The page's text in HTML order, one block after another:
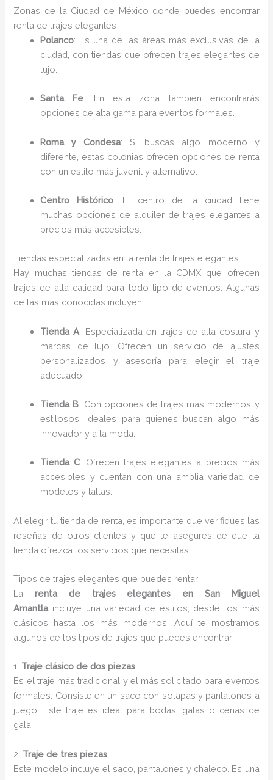
Zonas de la Ciudad de México donde puedes encontrar
renta de trajes elegantes
Polanco: Es una de las áreas más exclusivas de la
ciudad, con tiendas que ofrecen trajes elegantes de
lujo.
Santa Fe: En esta zona también encontrarás
opciones de alta gama para eventos formales.
Roma y Condesa: Si buscas algo moderno y
diferente, estas colonias ofrecen opciones de renta
con un estilo más juvenil y alternativo.
Centro Histórico: El centro de la ciudad tiene
muchas opciones de alquiler de trajes elegantes a
precios más accesibles.
Tiendas especializadas en la renta de trajes elegantes
Hay muchas tiendas de renta en la CDMX que ofrecen
trajes de alta calidad para todo tipo de eventos. Algunas
de las más conocidas incluyen:
Tienda A: Especializada en trajes de alta costura y
marcas de lujo. Ofrecen un servicio de ajustes
personalizados y asesoría para elegir el traje
adecuado.
Tienda B: Con opciones de trajes más modernos y
estilosos, ideales para quienes buscan algo más
innovador y a la moda.
Tienda C: Ofrecen trajes elegantes a precios más
accesibles y cuentan con una amplia variedad de
modelos y tallas.
Al elegir tu tienda de renta, es importante que verifiques las
reseñas de otros clientes y que te asegures de que la
tienda ofrezca los servicios que necesitas.
Tipos de trajes elegantes que puedes rentar
Larenta de trajes elegantes en San Miguel
Amantlaincluye una variedad de estilos, desde los más
clásicos hasta los más modernos. Aquí te mostramos
algunos de los tipos de trajes que puedes encontrar:
1. Traje clásico de dos piezas
Es el traje más tradicional y el más solicitado para eventos
formales. Consiste en un saco con solapas y pantalones a
juego. Este traje es ideal para bodas, galas o cenas de
gala.
2. Traje de tres piezas
Este modelo incluye el saco, pantalones y chaleco. Es una